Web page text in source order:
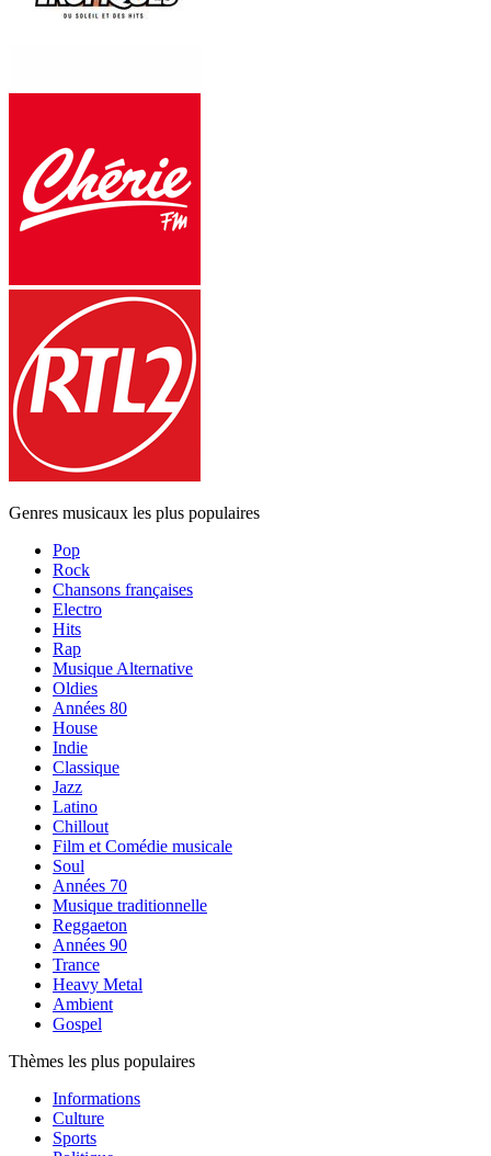
Genres musicaux les plus populaires
Pop
Rock
Chansons françaises
Electro
Hits
Rap
Musique Alternative
Oldies
Années 80
House
Indie
Classique
Jazz
Latino
Chillout
Film et Comédie musicale
Soul
Années 70
Musique traditionnelle
Reggaeton
Années 90
Trance
Heavy Metal
Ambient
Gospel
Thèmes les plus populaires
Informations
Culture
Sports